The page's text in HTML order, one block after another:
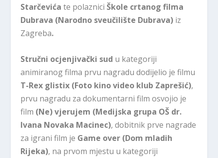
Starčevićate polaznici Škole crtanog filma
Dubrava (Narodno sveučilište Dubrava) iz
Zagreba.
Stručni ocjenjivački sud u kategoriji
animiranog filma prvu nagradu dodijelio je filmu
T-Rex glistix (Foto kino video klub Zaprešić),
prvu nagradu za dokumentarni film osvojio je
film (Ne) vjerujem (Medijska grupa OŠ dr.
Ivana Novaka Macinec), dobitnik prve nagrade
za igrani film je Game over (Dom mladih
Rijeka), na prvom mjestu u kategoriji